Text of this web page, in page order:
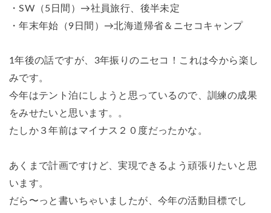
・SW（5日間）→社員旅行、後半未定
・年末年始（9日間）→北海道帰省＆ニセコキャンプ
1年後の話ですが、3年振りのニセコ！これは今から楽し
みです。
今年はテント泊にしようと思っているので、訓練の成果
をみせたいと思います。。
たしか３年前はマイナス２０度だったかな。
あくまで計画ですけど、実現できるよう頑張りたいと思
います。
だら〜っと書いちゃいましたが、今年の活動目標でし